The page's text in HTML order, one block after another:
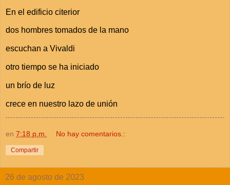
En el edificio citerior
dos hombres tomados de la mano
escuchan a Vivaldi
otro tiempo se ha iniciado
un brío de luz
crece en nuestro lazo de unión
en 7:18 p.m. No hay comentarios.:
Compartir
26 de agosto de 2023